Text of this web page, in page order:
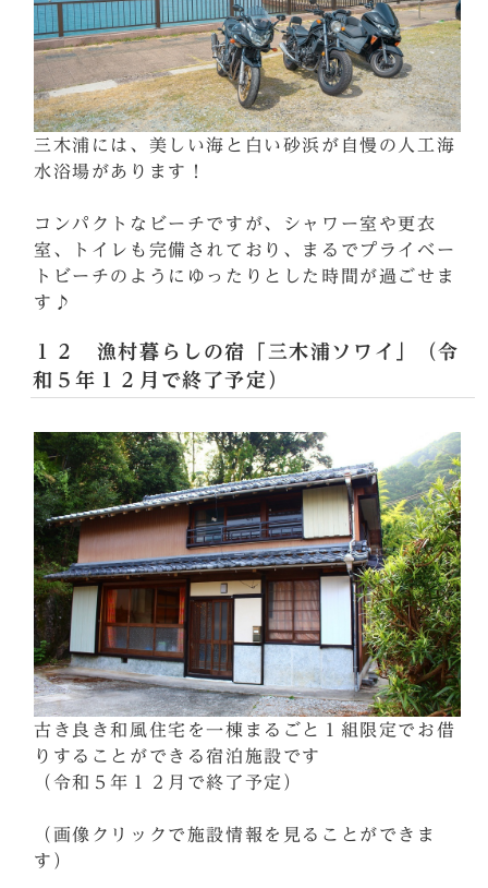
三木浦には、美しい海と白い砂浜が自慢の人工海
水浴場があります！
コンパクトなビーチですが、シャワー室や更衣
室、トイレも完備されており、まるでプライベー
トビーチのようにゆったりとした時間が過ごせま
す♪
１２ 漁村暮らしの宿「三木浦ソワイ」（令
和５年１２月で終了予定）
古き良き和風住宅を一棟まるごと１組限定でお借
りすることができる宿泊施設です
（令和５年１２月で終了予定）
（画像クリックで施設情報を見ることができま
す）